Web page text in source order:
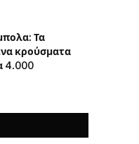
Τα
κρούσματα
4.000